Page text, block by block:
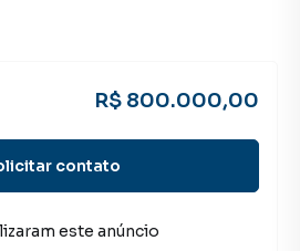
R$ 800.000,00
contato
este anúncio